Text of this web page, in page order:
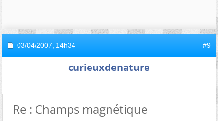
03/04/2007, 14h34 #9
curieuxdenature
Re : Champs magnétique